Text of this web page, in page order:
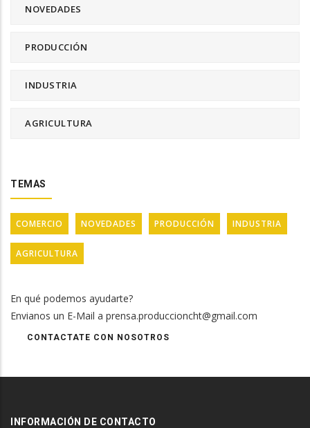
NOVEDADES
PRODUCCIÓN
INDUSTRIA
AGRICULTURA
TEMAS
COMERCIO NOVEDADES PRODUCCIÓN INDUSTRIA
AGRICULTURA
En qué podemos ayudarte?
Envianos un E-Mail a prensa.produccioncht@gmail.com
CONTACTATE CON NOSOTROS
INFORMACIÓN DE CONTACTO